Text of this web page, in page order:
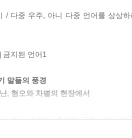
/ 다중 우주, 아니 다중 언어를 상상
금지된 언어1
말들의 풍경
, 혐오와 차별의 현장에서
/ 어느 식민지 출신의 고백 / 당신